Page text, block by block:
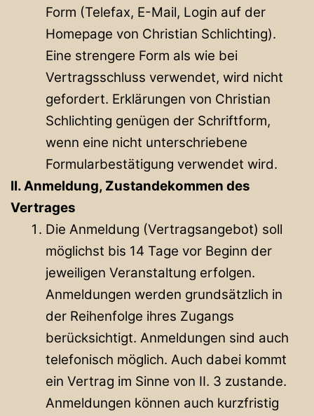
Form (Telefax, E-Mail, Login auf der
Homepage von Christian Schlichting).
Eine strengere Form als wie bei
Vertragsschluss verwendet, wird nicht
gefordert. Erklärungen von Christian
Schlichting genügen der Schriftform,
wenn eine nicht unterschriebene
Formularbestätigung verwendet wird.
II. Anmeldung, Zustandekommen des
Vertrages
Die Anmeldung (Vertragsangebot) soll
möglichst bis 14 Tage vor Beginn der
jeweiligen Veranstaltung erfolgen.
Anmeldungen werden grundsätzlich in
der Reihenfolge ihres Zugangs
berücksichtigt. Anmeldungen sind auch
telefonisch möglich. Auch dabei kommt
ein Vertrag im Sinne von II. 3 zustande.
Anmeldungen können auch kurzfristig